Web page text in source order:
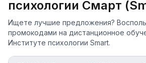
самостоятельно найти решение. —
до сертифицированного ICF-коуча
зарабатывать уже в процессе
психологии Смарт
Ищете лучшие предложения?
промокодами на дистанционное
Институте психологии Smart.